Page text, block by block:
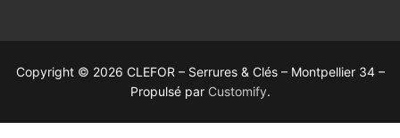
Copyright © 2026 CLEFOR – Serrures & Clés – Montpellier 34 –
Propulsé par Customify.